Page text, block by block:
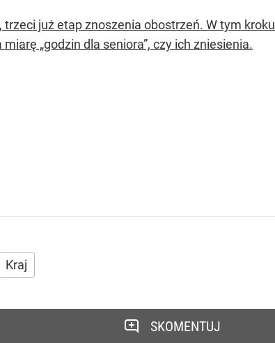
już etap znoszenia obostrzeń. W tym kroku
„godzin dla seniora”, czy ich zniesienia.
Kraj
SKOMENTUJ